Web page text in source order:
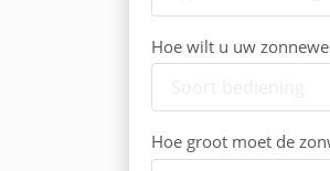
Hoe wilt u uw
Hoe groot moet de